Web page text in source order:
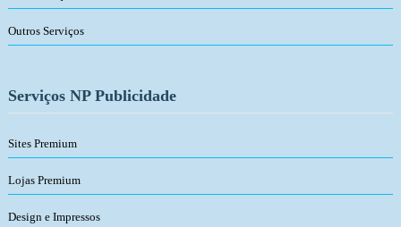
Outros Serviços
Serviços NP Publicidade
Sites Premium
Lojas Premium
Design e Impressos